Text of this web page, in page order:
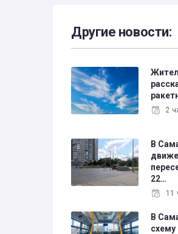
Другие новости:
2
В
22…
11
В